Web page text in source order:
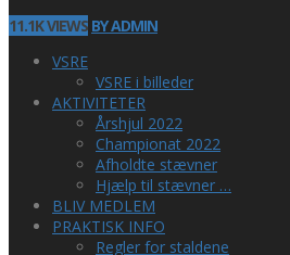
11.1K VIEWS BY ADMIN
VSRE
VSRE i billeder
AKTIVITETER
Årshjul 2022
Championat 2022
Afholdte stævner
Hjælp til stævner …
BLIV MEDLEM
PRAKTISK INFO
Regler for staldene